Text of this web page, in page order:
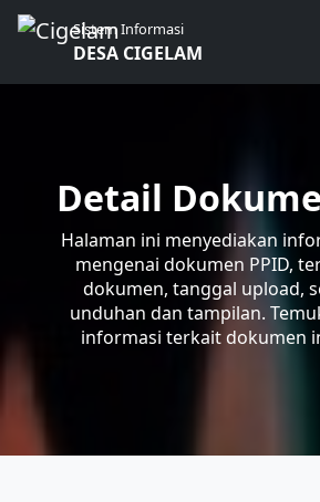
Sistem Informasi
DESA CIGELAM
Detail
Halaman ini menyediakan
mengenai dokumen PPID,
dokumen, tanggal upload,
unduhan dan tampilan.
informasi terkait dokumen